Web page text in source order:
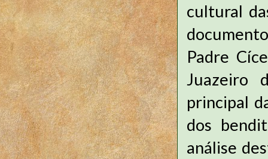
cultural
Padre
Juazeiro
principal
dos
análise